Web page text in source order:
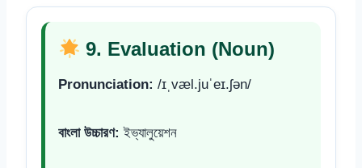
9. Evaluation (Noun)
Pronunciation: /ɪˌvæl.juˈeɪ.ʃən/
বাংলা উচ্চারণ: ইভ্যালুয়েশন